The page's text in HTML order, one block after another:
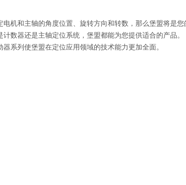
机和主轴的角度位置、旋转方向和转数，那么堡盟将是
数器还是主轴定位系统，堡盟都能为您提供适合的产品。
系列使堡盟在定位应用领域的技术能力更加全面。